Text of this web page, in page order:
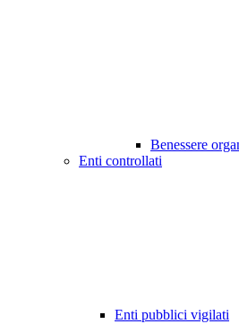
Benessere
Enti controllati
Enti pubblici vigilati